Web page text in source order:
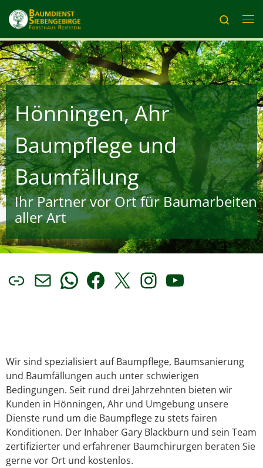
Zum Inhalt springen
Search
Hönningen, Ahr
Baumpflege und
Baumfällung
Ihr Partner vor Ort für Baumarbeiten
aller Art
LinkE-Mail
WhatsApp
Facebook
X Instagram
YouTube
Wir sind spezialisiert auf Baumpflege, Baumsanierung
und Baumfällungen auch unter schwierigen
Bedingungen. Seit rund drei Jahrzehnten bieten wir
Kunden in Hönningen, Ahr und Umgebung unsere
Dienste rund um die Baumpflege zu stets fairen
Konditionen. Der Inhaber Gary Blackburn und sein Team
zertifizierter und erfahrener Baumchirurgen beraten Sie
gerne vor Ort und kostenlos.